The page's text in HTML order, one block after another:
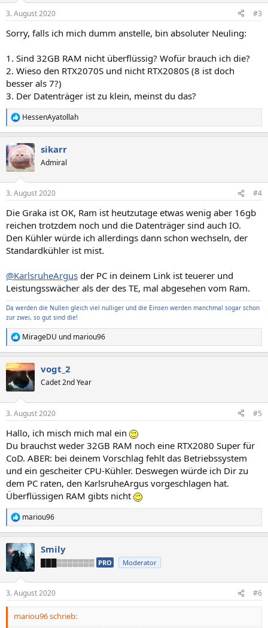
e
:
3. August 2020 #3
Sorry, falls ich mich dumm anstelle, bin absoluter Neuling:
1. Sind 32GB RAM nicht überflüssig? Wofür brauch ich die?
2. Wieso den RTX2070S und nicht RTX2080S (8 ist doch
besser als 7?)
3. Der Datenträger ist zu klein, meinst du das?
R
e
k
t
i
e
:
HessenAyatollah
sikarr
Admiral
3. August 2020 #4
Die Graka ist OK, Ram ist heutzutage etwas wenig aber 16gb
reichen trotzdem noch und die Datenträger sind auch IO.
Den Kühler würde ich allerdings dann schon wechseln, der
Standardkühler ist mist.
@KarlsruheArgus der PC in deinem Link ist teuerer und
Leistungsswächer als der des TE, mal abgesehen vom Ram.
Da werden die Nullen gleich viel nulliger und die Einsen werden manchmal sogar schon
zur zwei, so gut sind die!
R
e
k
t
i
e
:
MirageDU und mariou96
vogt_2
Cadet 2nd Year
3. August 2020 #5
Hallo, ich misch mich mal ein
Du brauchst weder 32GB RAM noch eine RTX2080 Super für
CoD. ABER: bei deinem Vorschlag fehlt das Betriebssystem
und ein gescheiter CPU-Kühler. Deswegen würde ich Dir zu
dem PC raten, den KarlsruheArgus vorgeschlagen hat.
Überflüssigen RAM gibts nicht
R
e
k
t
i
e
n
mariou96
Smily
███▒▒▒▒▒▒▒ PRO Moderator
3. August 2020 #6
mariou96 schrieb: